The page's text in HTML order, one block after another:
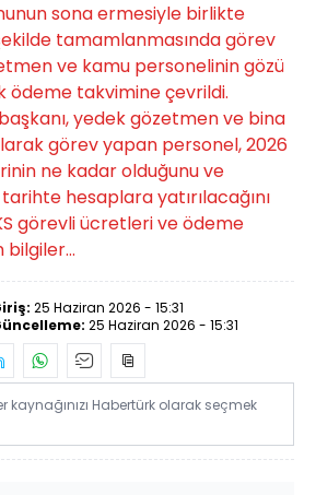
sona ermesiyle birlikte
tamamlanmasında görev
ve kamu personelinin gözü
ödeme takvimine çevrildi.
yedek gözetmen ve bina
görev yapan personel, 2026
ne kadar olduğunu ve
hesaplara yatırılacağını
görevli ücretleri ve ödeme
bilgiler...
25 Haziran 2026 - 15:31
25 Haziran 2026 - 15:31
kaynağınızı Habertürk olarak seçmek